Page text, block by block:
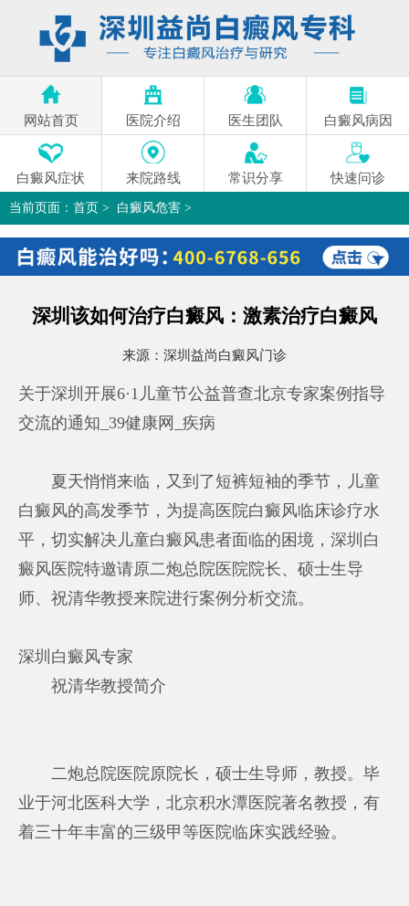
网站首页 医院介绍 医生团队 白癜风病因
白癜风症状 来院路线 常识分享 快速问诊
当前页面： 首页 > 白癜风危害 >
深圳该如何治疗白癜风：激素治疗白癜风>
深圳该如何治疗白癜风：激素治疗白癜风
来源： 深圳益尚白癜风门诊
关于深圳开展6·1儿童节公益普查北京专家案例指导
交流的通知_39健康网_疾病
夏天悄悄来临，又到了短裤短袖的季节，儿童
白癜风的高发季节，为提高医院白癜风临床诊疗水
平，切实解决儿童白癜风患者面临的困境，深圳白
癜风医院特邀请原二炮总院医院院长、硕士生导
师、祝清华教授来院进行案例分析交流。
深圳白癜风专家
祝清华教授简介
二炮总院医院原院长，硕士生导师，教授。毕
业于河北医科大学，北京积水潭医院著名教授，有
着三十年丰富的三级甲等医院临床实践经验。